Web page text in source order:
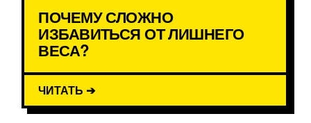
ПОЧЕМУ СЛОЖНО
ИЗБАВИТЬСЯ ОТ ЛИШНЕГО
ВЕСА?
ЧИТАТЬ ➔